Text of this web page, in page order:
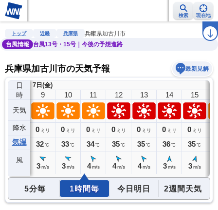
検索 現在地
雨雲レーダー 台風情報 地震情報 ラ
トップ 近畿 兵庫県
兵庫県加古川市
台風情報
台風13号・15号｜今後の予想進路
兵庫県加古川市の天気予報 最新見解
日
時
天気
降水
気温
風
7日(金)
8
0ミリ
31℃
9
0 ミリ
32℃
3 m/s
10
0 ミリ
33℃
3 m/s
11
0 ミリ
34℃
4 m/s
12
0 ミリ
35℃
4 m/s
13
0 ミリ
35℃
4 m/s
14
0 ミリ
36℃
3 m/s
15
0 ミリ
35℃
3 m/s
5分毎 1時間毎 今日明日 2週間天気